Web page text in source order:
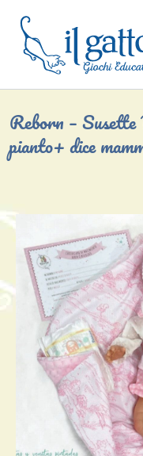
contenuto
Reborn –
pianto+ dice